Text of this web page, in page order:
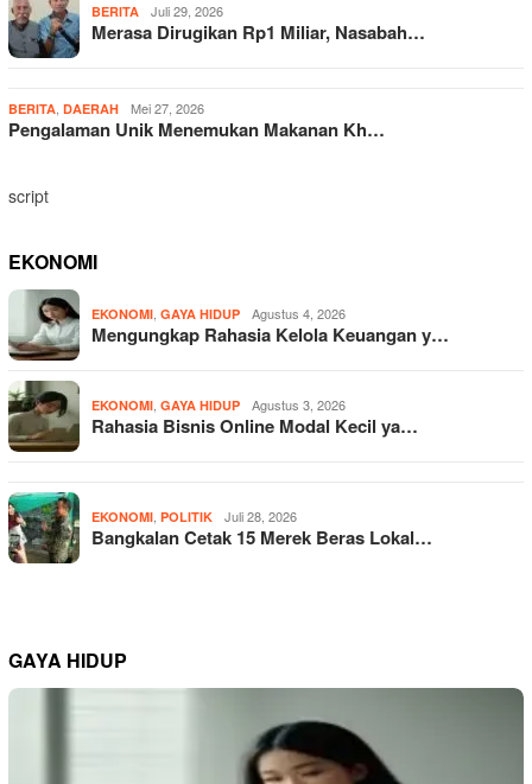
BERITA Juli 29, 2026
Merasa Dirugikan Rp1 Miliar, Nasabah…
BERITA, DAERAH Mei 27, 2026
Pengalaman Unik Menemukan Makanan Kh…
script
EKONOMI
EKONOMI, GAYA HIDUP Agustus 4, 2026
Mengungkap Rahasia Kelola Keuangan y…
EKONOMI, GAYA HIDUP Agustus 3, 2026
Rahasia Bisnis Online Modal Kecil ya…
EKONOMI, POLITIK Juli 28, 2026
Bangkalan Cetak 15 Merek Beras Lokal…
GAYA HIDUP